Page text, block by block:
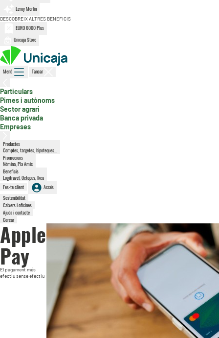
Leroy Merlin
DESCOBREIX ALTRES BENEFICIS
EURO 6000 Plus
Unicaja Store
Menú Tancar
Particulars, secció activa
Pimes i autònoms
Sector agrari
Banca privada
Empreses
Productes
Comptes, targetes, hipoteques...
Promocions
Nòmina, Pla Amic
Beneficis
Logitravel, Octopus, Ikea
Fes-te client
Accés
Sostenibilitat
Caixers i oficines
Ajuda i contacte
Cercar
Apple
Pay
El pagament més
efectiu sense efectiu